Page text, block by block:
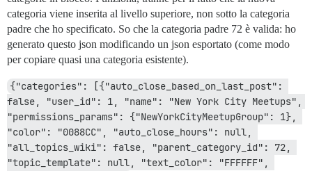
categoria viene inserita al livello superiore, non sotto la categoria
padre che ho specificato. So che la categoria padre 72 è valida: ho
generato questo json modificando un json esportato (come modo
per copiare quasi una categoria esistente).
{"categories": [{"auto_close_based_on_last_post":
false, "user_id": 1, "name": "New York City Meetups",
"permissions_params": {"NewYorkCityMeetupGroup": 1},
"color": "0088CC", "auto_close_hours": null,
"all_topics_wiki": false, "parent_category_id": 72,
"topic_template": null, "text_color": "FFFFFF",